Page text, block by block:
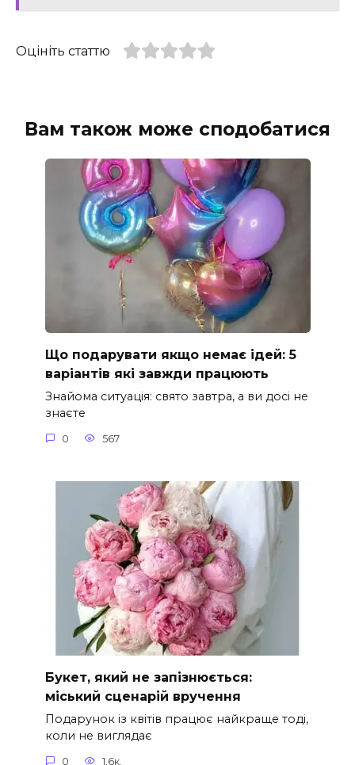
Оцініть статтю
Вам також може сподобатися
Що подарувати якщо немає ідей: 5
варіантів які завжди працюють
Знайома ситуація: свято завтра, а ви досі не
знаєте
0 567
Букет, який не запізнюється:
міський сценарій вручення
Подарунок із квітів працює найкраще тоді,
коли не виглядає
0 1.6к.